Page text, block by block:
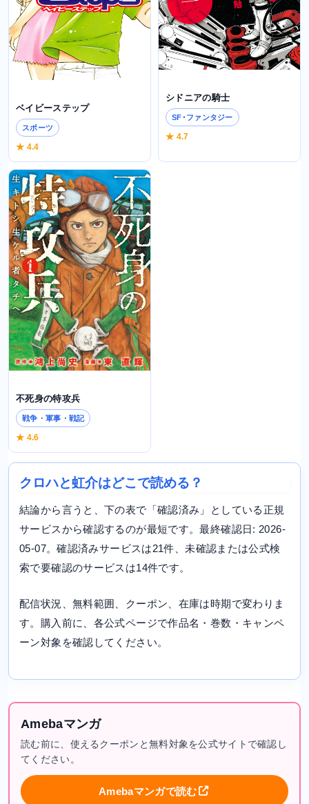
ベイビーステップ
スポーツ
★ 4.4
シドニアの騎士
SF･ファンタジー
★ 4.7
不死身の特攻兵
戦争・軍事・戦記
★ 4.6
クロハと虹介はどこで読める？
結論から言うと、下の表で「確認済み」としている正規
サービスから確認するのが最短です。最終確認日: 2026-
05-07。確認済みサービスは21件、未確認または公式検
索で要確認のサービスは14件です。
配信状況、無料範囲、クーポン、在庫は時期で変わりま
す。購入前に、各公式ページで作品名・巻数・キャンペ
ーン対象を確認してください。
Amebaマンガ
読む前に、使えるクーポンと無料対象を公式サイトで確認し
てください。
Amebaマンガで読む